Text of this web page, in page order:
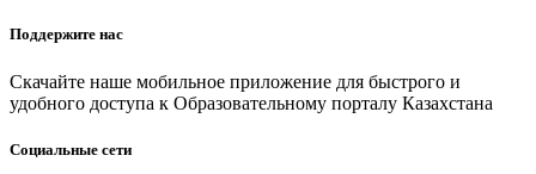
Поддержите нас
Скачайте наше мобильное приложение для быстрого и
удобного доступа к Образовательному порталу Казахстана
Социальные сети